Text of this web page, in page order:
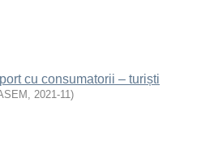
cu consumatorii – turiști
, 2021-11)